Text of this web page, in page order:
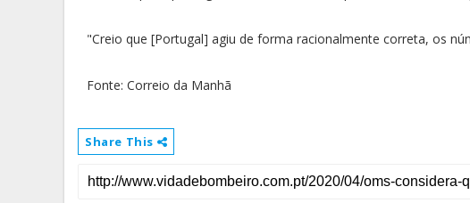
"Creio que [Portugal] agiu de forma racionalmente correta, os
Fonte: Correio da Manhã
Share This